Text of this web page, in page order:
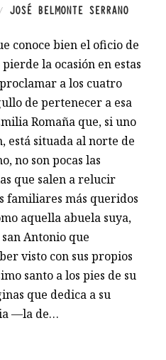
/ JOSÉ BELMONTE SERRANO
conoce bien el oficio de
la ocasión en estas
a los cuatro
de pertenecer a esa
Romaña que, si uno
está situada al norte de
no son pocas las
que salen a relucir
familiares más queridos
aquella abuela suya,
Antonio que
visto con sus propios
santo a los pies de su
que dedica a su
—la de…